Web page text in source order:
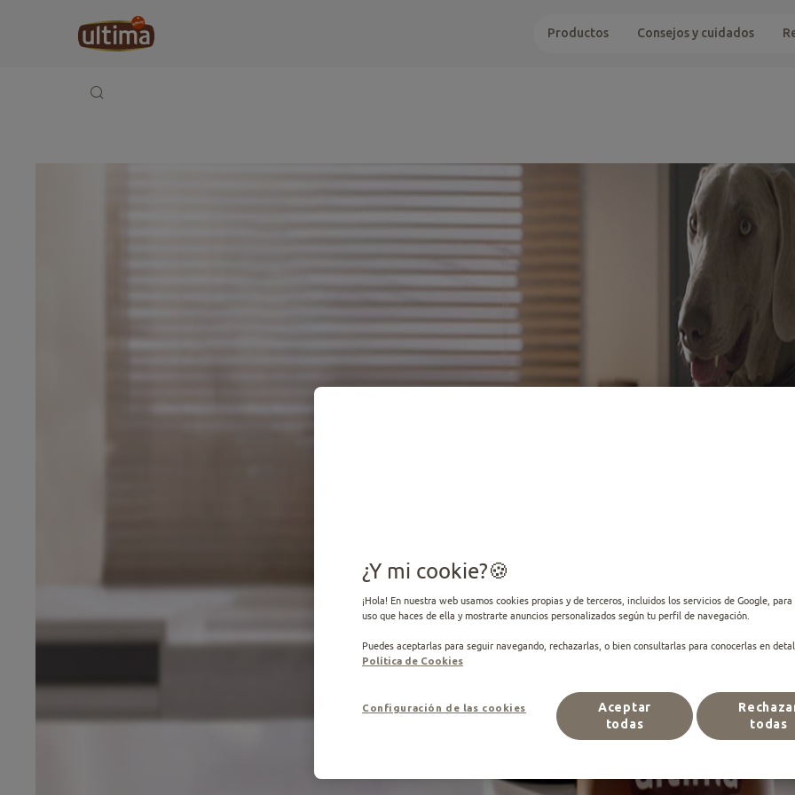
Productos Consejos y cuidados
Cuida de tu perro
Te damos unos consejos para disfrutar de su cariño y
Encuentra tu producto
¿Y mi cookie?
¡Hola! En nuestra web usamos cookies propias y de terceros, incluidos los servicios de Google,
uso que haces de ella y mostrarte anuncios personalizados según tu perfil de navegación.
Puedes aceptarlas para seguir navegando, rechazarlas, o bien consultarlas para conocerlas en
Política de Cookies
Configuración de las cookies
todas
Aceptar
todas